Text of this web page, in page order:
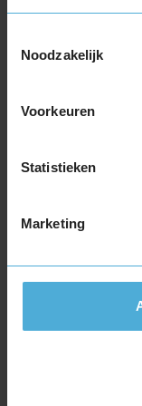
Noodzakelijk
Voorkeuren
Statistieken
Marketing
A